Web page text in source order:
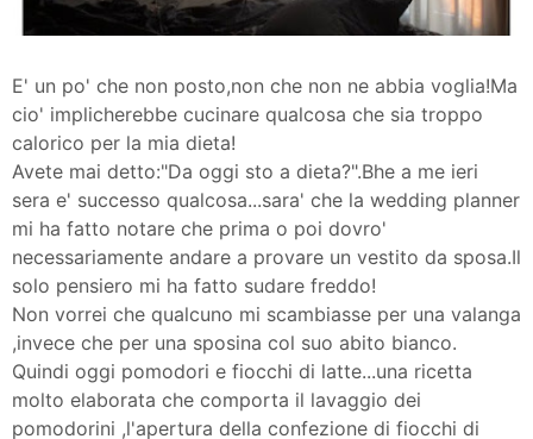
E' un po' che non posto,non che non ne abbia voglia!Ma
cio' implicherebbe cucinare qualcosa che sia troppo
calorico per la mia dieta!
Avete mai detto:"Da oggi sto a dieta?".Bhe a me ieri
sera e' successo qualcosa...sara' che la wedding planner
mi ha fatto notare che prima o poi dovro'
necessariamente andare a provare un vestito da sposa.Il
solo pensiero mi ha fatto sudare freddo!
Non vorrei che qualcuno mi scambiasse per una valanga
,invece che per una sposina col suo abito bianco.
Quindi oggi pomodori e fiocchi di latte...una ricetta
molto elaborata che comporta il lavaggio dei
pomodorini ,l'apertura della confezione di fiocchi di